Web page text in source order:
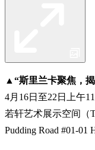
▲ “斯里兰卡聚焦，
4月16日至22日上午
若轩艺术展示空间（
Pudding Road #01-01